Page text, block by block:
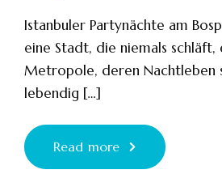
Istanbuler Partynächte am
eine Stadt, die niemals
Metropole, deren Nachtleben
lebendig […]
Read more